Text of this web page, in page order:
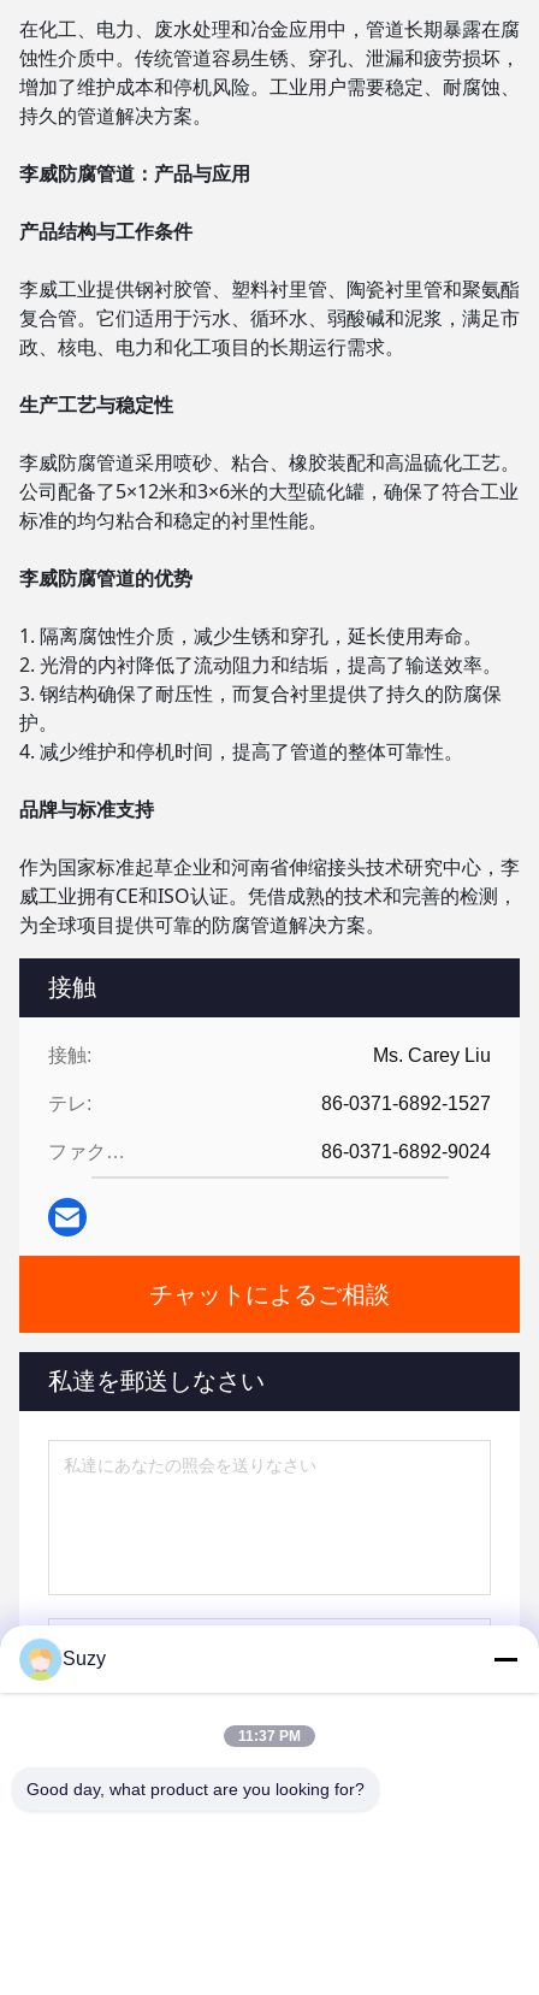
接触
接触: Ms. Carey Liu
テレ: 86-0371-6892-1527
ファクシミリ: 86-0371-6892-9024
チャットによるご相談
私達を郵送しなさい
送りなさい
在化工、电力、废水处理和冶金应用中，管道长期暴露在腐
蚀性介质中。传统管道容易生锈、穿孔、泄漏和疲劳损坏，
增加了维护成本和停机风险。工业用户需要稳定、耐腐蚀、
持久的管道解决方案。
李威防腐管道：产品与应用
产品结构与工作条件
李威工业提供钢衬胶管、塑料衬里管、陶瓷衬里管和聚氨酯
复合管。它们适用于污水、循环水、弱酸碱和泥浆，满足市
政、核电、电力和化工项目的长期运行需求。
生产工艺与稳定性
李威防腐管道采用喷砂、粘合、橡胶装配和高温硫化工艺。
公司配备了5×12米和3×6米的大型硫化罐，确保了符合工业
标准的均匀粘合和稳定的衬里性能。
李威防腐管道的优势
隔离腐蚀性介质，减少生锈和穿孔，延长使用寿命。
光滑的内衬降低了流动阻力和结垢，提高了输送效率。
钢结构确保了耐压性，而复合衬里提供了持久的防腐保
护。
减少维护和停机时间，提高了管道的整体可靠性。
品牌与标准支持
作为国家标准起草企业和河南省伸缩接头技术研究中心，李
威工业拥有CE和ISO认证。凭借成熟的技术和完善的检测，
为全球项目提供可靠的防腐管道解决方案。
Suzy
11:37 PM
Good day, what product are you looking for?